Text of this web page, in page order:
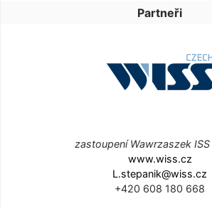
Partneři
zastoupení Wawrzaszek ISS
www.wiss.cz
L.stepanik@wiss.cz
+420 608 180 668